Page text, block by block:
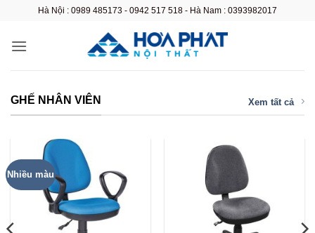
nội
Hà Nội : 0989 485173 - 0942 517 518 - Hà Nam : 0393982017
GHẾ NHÂN VIÊN Xem tất cả
Nhiều màu